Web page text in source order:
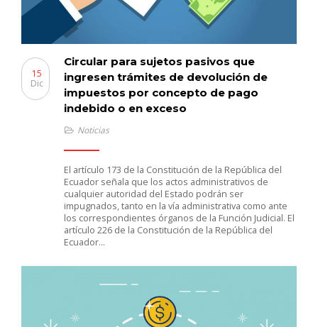
Circular para sujetos pasivos que
ingresen trámites de devolución de
impuestos por concepto de pago
indebido o en exceso
15
Dic
Noticias
El artículo 173 de la Constitución de la República del
Ecuador señala que los actos administrativos de
cualquier autoridad del Estado podrán ser
impugnados, tanto en la vía administrativa como ante
los correspondientes órganos de la Función Judicial. El
artículo 226 de la Constitución de la República del
Ecuador…